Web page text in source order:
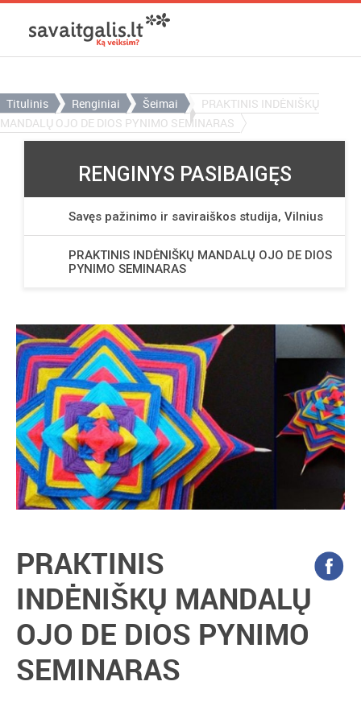
Titulinis Renginiai Šeimai
PRAKTINIS INDĖNIŠKŲ
MANDALŲ OJO DE DIOS PYNIMO SEMINARAS
PRAKTINIS
INDĖNIŠKŲ MANDALŲ
OJO DE DIOS PYNIMO
SEMINARAS
RENGINYS PASIBAIGĘS
Savęs pažinimo ir saviraiškos studija, Vilnius
PRAKTINIS INDĖNIŠKŲ MANDALŲ OJO DE DIOS
PYNIMO SEMINARAS